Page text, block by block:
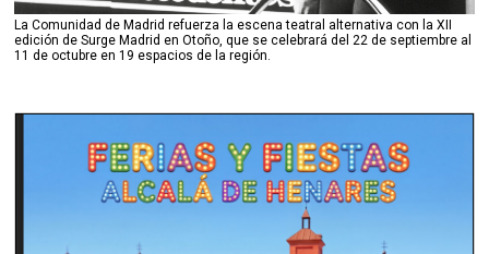
La Comunidad de Madrid refuerza la escena teatral alternativa con la XII
edición de Surge Madrid en Otoño, que se celebrará del 22 de septiembre al
11 de octubre en 19 espacios de la región.